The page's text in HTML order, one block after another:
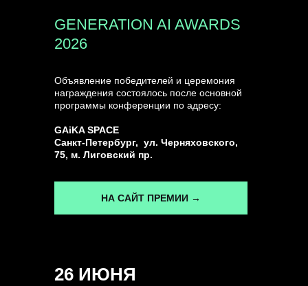
Объявление победителей и церемония
награждения состоялось после основной
программы конференции по адресу:
GAiKA SPACE
Санкт-Петербург, ул. Черняховского,
75, м. Лиговский пр.
GENERATION AI AWARDS
2026
26 ИЮНЯ
НА САЙТ ПРЕМИИ →
ГЕНЕРАЛЬНЫЙ ИНФОПАРТНЕР
CONVERSATIONS